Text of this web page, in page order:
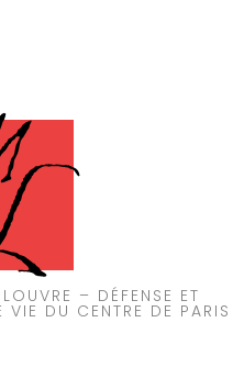
– DÉFENSE ET
DU CENTRE DE PARIS